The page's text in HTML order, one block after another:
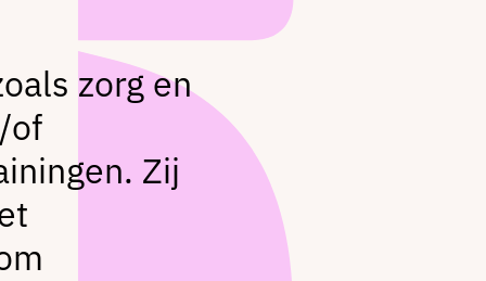
zorg en
of
Zij